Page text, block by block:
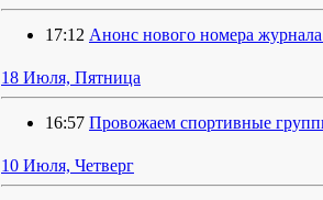
17:12 Анонс нового номера
18 Июля, Пятница
16:57 Провожаем спортивные
10 Июля, Четверг